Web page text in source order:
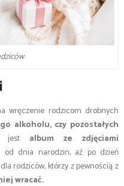
wręczenie rodzicom drobnych
alkoholu, czy pozostałych
jest album ze zdjęciami
od dnia narodzin, aż po dzień
rodziców, którzy z pewnością z
wracać.